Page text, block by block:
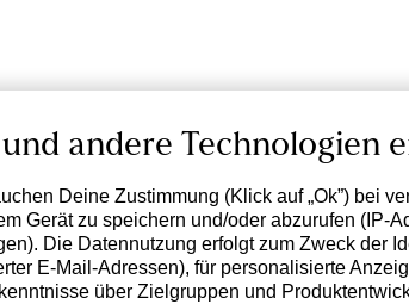
andere Technologien
Deine Zustimmung (Klick auf „Ok”) bei
Gerät zu speichern und/oder abzurufen (IP-
Die Datennutzung erfolgt zum Zweck der
E-Mail-Adressen), für personalisierte
über Zielgruppen und